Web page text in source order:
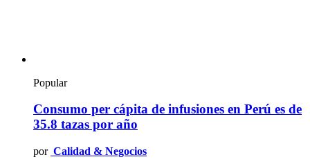
Popular
Consumo per cápita de infusiones en Perú es de
35.8 tazas por año
por Calidad & Negocios